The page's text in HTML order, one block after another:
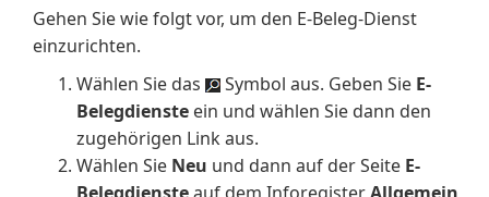
Gehen Sie wie folgt vor, um den E-Beleg-Dienst
einzurichten.
Wählen Sie das
Symbol aus. Geben Sie E-
Belegdienste ein und wählen Sie dann den
zugehörigen Link aus.
Wählen Sie Neu und dann auf der Seite E-